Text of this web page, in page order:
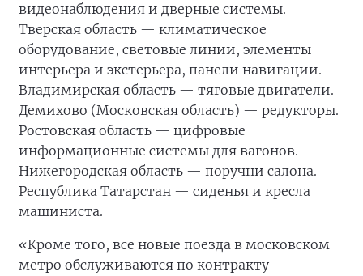
видеонаблюдения и дверные системы.
Тверская область — климатическое
оборудование, световые линии, элементы
интерьера и экстерьера, панели навигации.
Владимирская область — тяговые двигатели.
Демихово (Московская область) — редукторы.
Ростовская область — цифровые
информационные системы для вагонов.
Нижегородская область — поручни салона.
Республика Татарстан — сиденья и кресла
машиниста.
«Кроме того, все новые поезда в московском
метро обслуживаются по контракту